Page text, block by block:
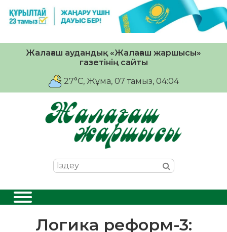
Жалағаш аудандық «Жалағаш жаршысы»
газетінің сайты
27°C, Жұма, 07 тамыз, 04:04
Логика реформ-3: